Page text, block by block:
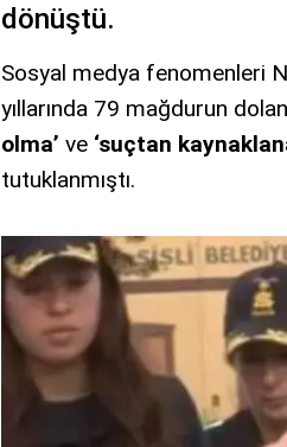
dönüştü.
Sosyal medya fenomenleri
yıllarında 79 mağdurun
olma’ ve ‘suçtan
tutuklanmıştı.